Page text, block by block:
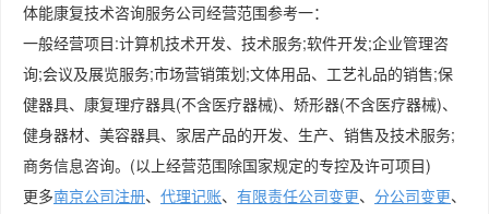
体能康复技术咨询服务公司经营范围参考一：
一般经营项目:计算机技术开发、技术服务;软件开发;企业管理咨
询;会议及展览服务;市场营销策划;文体用品、工艺礼品的销售;保
健器具、康复理疗器具(不含医疗器械)、矫形器(不含医疗器械)、
健身器材、美容器具、家居产品的开发、生产、销售及技术服务;
商务信息咨询。(以上经营范围除国家规定的专控及许可项目)
更多南京公司注册、 代理记账、 有限责任公司变更、 分公司变更、